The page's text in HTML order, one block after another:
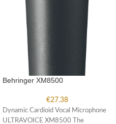
Behringer XM8500
€27.38
Dynamic Cardioid Vocal Microphone
ULTRAVOICE XM8500 The